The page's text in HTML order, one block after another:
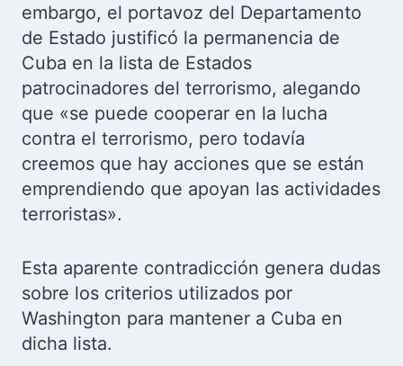
embargo, el portavoz del Departamento
de Estado justificó la permanencia de
Cuba en la lista de Estados
patrocinadores del terrorismo, alegando
que «se puede cooperar en la lucha
contra el terrorismo, pero todavía
creemos que hay acciones que se están
emprendiendo que apoyan las actividades
terroristas».
Esta aparente contradicción genera dudas
sobre los criterios utilizados por
Washington para mantener a Cuba en
dicha lista.